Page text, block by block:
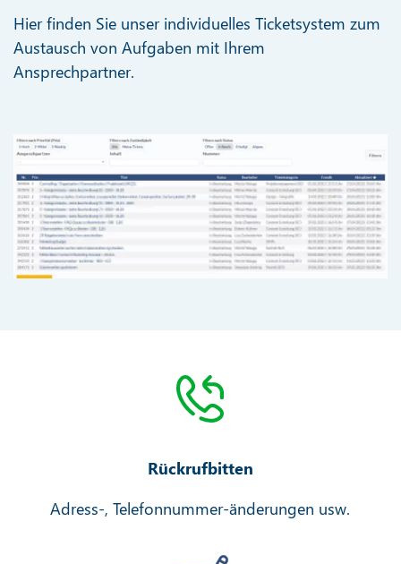
Hier finden Sie unser individuelles Ticketsystem zum
Austausch von Aufgaben mit Ihrem
Ansprechpartner.
Rückrufbitten
Adress-, Telefonnummer-änderungen usw.